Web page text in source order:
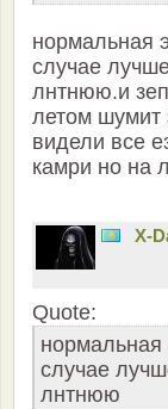
нормальная
случае
лнтнюю.и
летом шумит
видели все
камри но на
X-
Quote:
случае
лнтнюю